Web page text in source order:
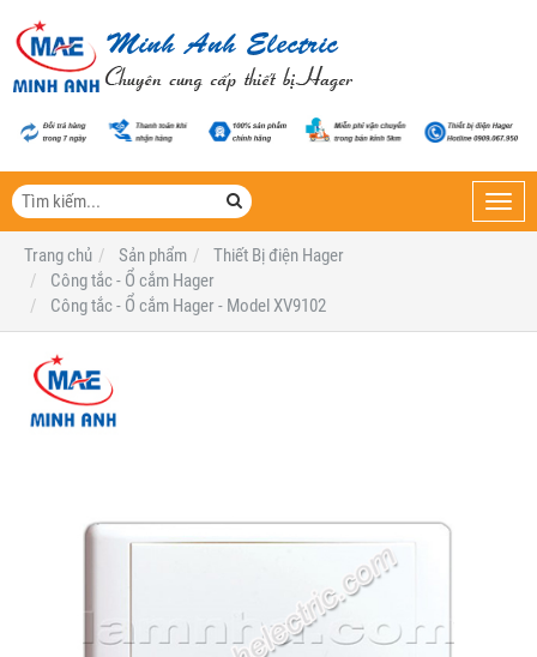
Trang chủ
Sản phẩm
Thiết Bị điện Hager
Công tắc - Ổ cắm Hager
Công tắc - Ổ cắm Hager - Model XV9102